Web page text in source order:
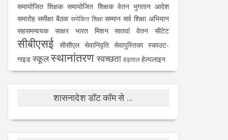
समायोजित शिक्षक समायोजित शिक्षक वेतन भुगतान आदेश
समारोह समीक्षा बैठक समेकित शिक्षा सम्मान सर्व शिक्षा अभियान
सहसमन्वयक
साक्षर भारत मिशन सातवां वेतन सीटेट
सीबीएसई सीसीएल सेवानिवृति सेवापुस्तिका स्काउट-
गाइड स्कूलस्थानांतरण स्वच्छता हड़तालहेल्पलाइन
शासनादेश डॉट कॉम से ...